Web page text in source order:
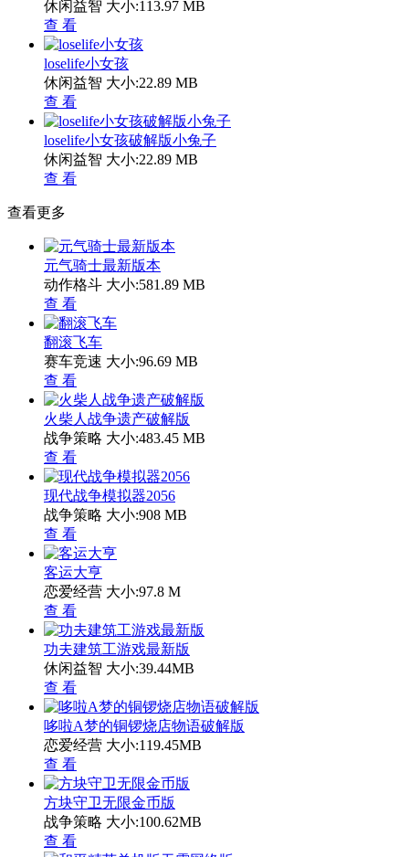
休闲益智 大小:113.97 MB
查 看
loselife小女孩
休闲益智 大小:22.89 MB
查 看
loselife小女孩破解版小兔子
休闲益智 大小:22.89 MB
查 看
查看更多
元气骑士最新版本
动作格斗 大小:581.89 MB
查 看
翻滚飞车
赛车竞速 大小:96.69 MB
查 看
火柴人战争遗产破解版
战争策略 大小:483.45 MB
查 看
现代战争模拟器2056
战争策略 大小:908 MB
查 看
客运大亨
恋爱经营 大小:97.8 M
查 看
功夫建筑工游戏最新版
休闲益智 大小:39.44MB
查 看
哆啦A梦的铜锣烧店物语破解版
恋爱经营 大小:119.45MB
查 看
方块守卫无限金币版
战争策略 大小:100.62MB
查 看